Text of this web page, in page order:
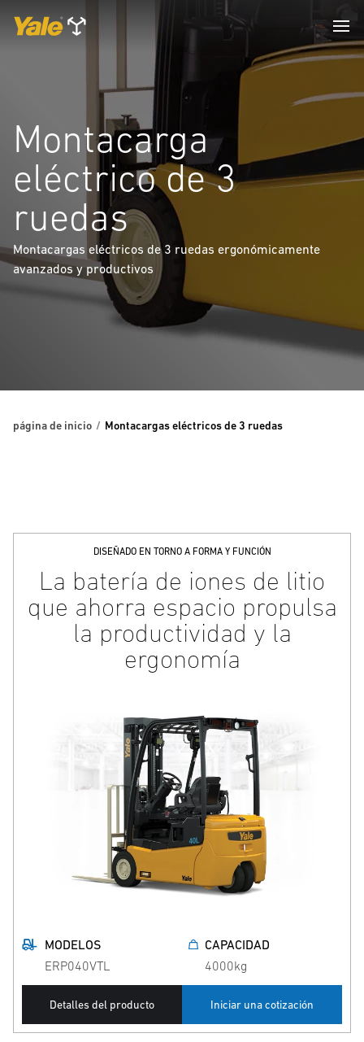
Montacarga
eléctrico de 3
ruedas
Montacargas eléctricos de 3 ruedas ergonómicamente
avanzados y productivos
página de inicio Montacargas eléctricos de 3 ruedas
DISEÑADO EN TORNO A FORMA Y FUNCIÓN
La batería de iones de litio
que ahorra espacio propulsa
la productividad y la
ergonomía
MODELOS
ERP040VTL
CAPACIDAD
4000kg
Detalles del producto Iniciar una cotización